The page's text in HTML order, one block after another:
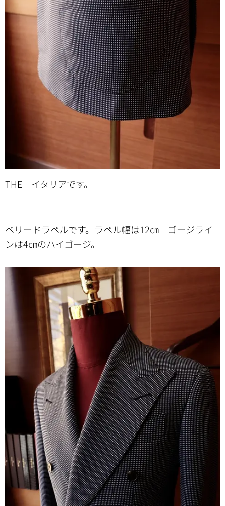
THE イタリアです。
ベリードラペルです。ラペル幅は12㎝ ゴージライ
ンは4㎝のハイゴージ。